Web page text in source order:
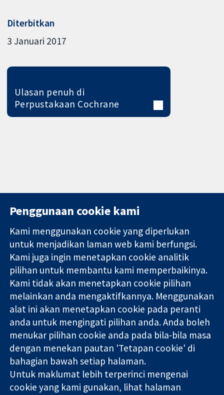
Diterbitkan
3 Januari 2017
Ulasan penuh di
Perpustakaan Cochrane
Bukti yang
dipercayai.
keputusan
termaklum
Kesihatan yang
lebih baik
11-13 Cavendish
Square
London
W1G 0AN
United Kingdom
Hubungi kita
Berita
Pejabat
akhbar
Perihal Kami
Pekerjaan
Cochrane
Library
Kolaborasi Cochrane ialah sebuah badan amal (no. 1045921) dan
sebuah syarikat terhad oleh jaminan (no. 03044323) yang
berdaftar di England & Wales. Nombor pendaftaran VAT GB 718
2127 49.
Penggunaan cookie kami
Kami menggunakan cookie yang diperlukan
untuk menjadikan laman web kami berfungsi.
Kami juga ingin menetapkan cookie analitik
pilihan untuk membantu kami memperbaikinya.
Kami tidak akan menetapkan cookie pilihan
melainkan anda mengaktifkannya. Menggunakan
alat ini akan menetapkan cookie pada peranti
anda untuk mengingati pilihan anda. Anda boleh
menukar pilihan cookie anda pada bila-bila masa
dengan menekan pautan 'Tetapan cookie' di
bahagian bawah setiap halaman.
Untuk maklumat lebih terperinci mengenai
cookie yang kami gunakan, lihat halaman